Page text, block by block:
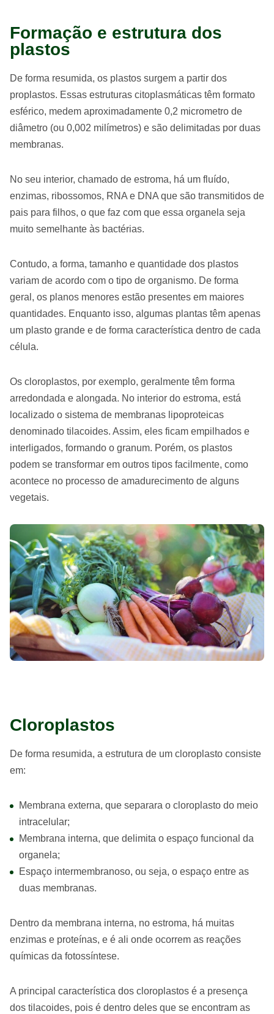
Formação e estrutura dos
plastos
De forma resumida, os plastos surgem a partir dos
proplastos. Essas estruturas citoplasmáticas têm formato
esférico, medem aproximadamente 0,2 micrometro de
diâmetro (ou 0,002 milímetros) e são delimitadas por duas
membranas.
No seu interior, chamado de estroma, há um fluído,
enzimas, ribossomos, RNA e DNA que são transmitidos de
pais para filhos, o que faz com que essa organela seja
muito semelhante às bactérias.
Contudo, a forma, tamanho e quantidade dos plastos
variam de acordo com o tipo de organismo. De forma
geral, os planos menores estão presentes em maiores
quantidades. Enquanto isso, algumas plantas têm apenas
um plasto grande e de forma característica dentro de cada
célula.
Os cloroplastos, por exemplo, geralmente têm forma
arredondada e alongada. No interior do estroma, está
localizado o sistema de membranas lipoproteicas
denominado tilacoides. Assim, eles ficam empilhados e
interligados, formando o granum. Porém, os plastos
podem se transformar em outros tipos facilmente, como
acontece no processo de amadurecimento de alguns
vegetais.
Cloroplastos
De forma resumida, a estrutura de um cloroplasto consiste
em:
Membrana externa, que separara o cloroplasto do meio
intracelular;
Membrana interna, que delimita o espaço funcional da
organela;
Espaço intermembranoso, ou seja, o espaço entre as
duas membranas.
Dentro da membrana interna, no estroma, há muitas
enzimas e proteínas, e é ali onde ocorrem as reações
químicas da fotossíntese.
A principal característica dos cloroplastos é a presença
dos tilacoides, pois é dentro deles que se encontram as